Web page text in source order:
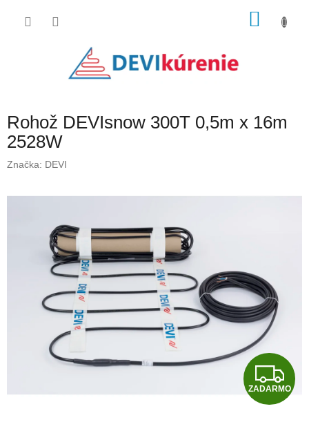
Rohož DEVIsnow 300T 0,5m x 16m
2528W
Značka: DEVI
Z
A
ZADARMO